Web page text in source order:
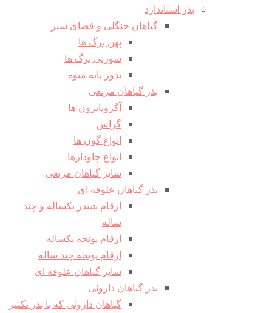
بذر استاندارد
گیاهان جنگلی و فضای سبز
پهن برگ ها
سوزنی برگ ها
بذور پایه میوه
بذر گیاهان مرتعی
آگروپایرون ها
گراس
انواع گون ها
انواع چاودارها
سایر گیاهان مرتعی
بذر گیاهان علوفه ای
ارقام شبدر یکساله و چند
ساله
ارقام یونجه یکساله
ارقام یونجه چند ساله
سایر گیاهان علوفه ای
بذر گیاهان داروئی
گیاهان داروئی که با بذر تکثیر